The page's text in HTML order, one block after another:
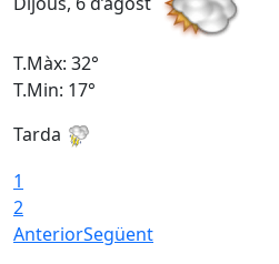
T.Màx: 32°
T.Min: 17°
Tarda
1
2
AnteriorSegüent